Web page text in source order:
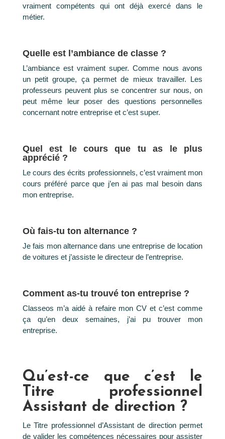
vraiment compétents qui ont déjà exercé dans le
métier.
Quelle est l’ambiance de classe ?
L’ambiance est vraiment super. Comme nous avons
un petit groupe, ça permet de mieux travailler. Les
professeurs peuvent plus se concentrer sur nous, on
peut même leur poser des questions personnelles
concernant notre entreprise et c’est super.
Quel est le cours que tu as le plus
apprécié ?
Le cours des écrits professionnels, c’est vraiment mon
cours préféré parce que j’en ai pas mal besoin dans
mon entreprise.
Où fais-tu ton alternance ?
Je fais mon alternance dans une entreprise de location
de voitures et j’assiste le directeur de l’entreprise.
Comment as-tu trouvé ton entreprise ?
Classeos m’a aidé à refaire mon CV et c’est comme
ça qu’en deux semaines, j’ai pu trouver mon
entreprise.
Qu’est-ce que c’est le
Titre professionnel
Assistant de direction ?
Le Titre professionnel d’Assistant de direction permet
de valider les compétences nécessaires pour assister